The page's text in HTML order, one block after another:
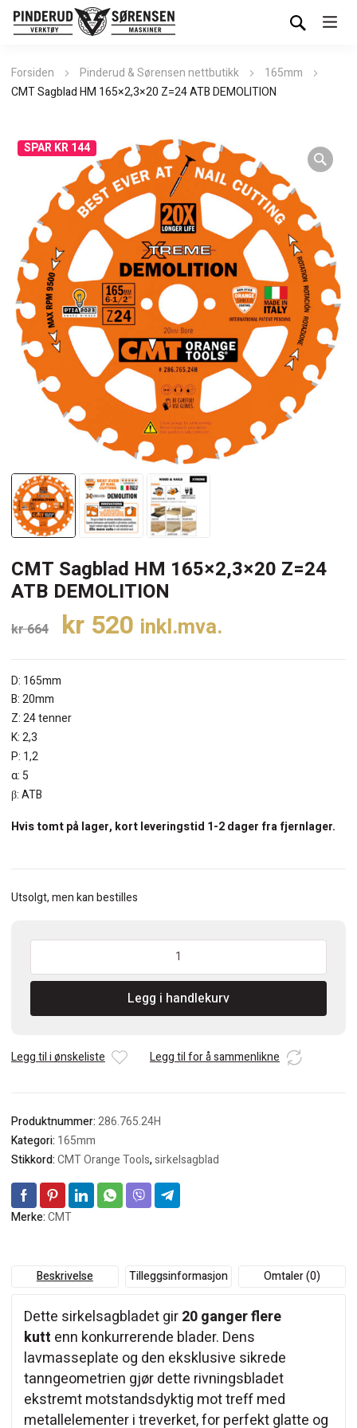
Forsiden Pinderud & Sørensen nettbutikk
165mm
CMT Sagblad HM 165×2,3×20 Z=24 ATB DEMOLITION
SPAR KR 144
CMT Sagblad HM 165×2,3×20 Z=24
ATB DEMOLITION
kr664 Opprinnelig
var:
kr 520 Nåværende
inkl.mva.
D: 165mm
B: 20mm
Z: 24 tenner
K: 2,3
P: 1,2
α: 5
β: ATB
Hvis tomt på lager, kort leveringstid 1-2 dager fra fjernlager.
Utsolgt, men kan bestilles
CMT
HM
Z=24
DEMOLITION
Legg i handlekurv
Legg til i ønskeliste Legg til for å sammenlikne
Produktnummer:286.765.24H
Kategori: 165mm
Stikkord:CMT Orange Tools,sirkelsagblad
Merke:CMT
Beskrivelse Tilleggsinformasjon Omtaler (0)
Dette sirkelsagbladet gir20 ganger flere
kutt enn konkurrerende blader. Dens
lavmasseplate og den eksklusive sikrede
tanngeometrien gjør dette rivningsbladet
ekstremt motstandsdyktig mot treff med
metallelementer i treverket, for perfekt glatte og